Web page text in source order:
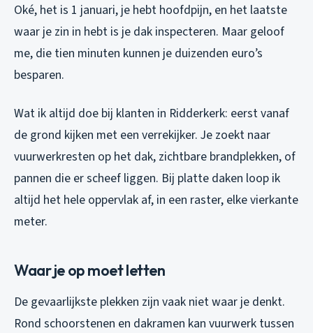
Oké, het is 1 januari, je hebt hoofdpijn, en het laatste
waar je zin in hebt is je dak inspecteren. Maar geloof
me, die tien minuten kunnen je duizenden euro’s
besparen.
Wat ik altijd doe bij klanten in Ridderkerk: eerst vanaf
de grond kijken met een verrekijker. Je zoekt naar
vuurwerkresten op het dak, zichtbare brandplekken, of
pannen die er scheef liggen. Bij platte daken loop ik
altijd het hele oppervlak af, in een raster, elke vierkante
meter.
Waar je op moet letten
De gevaarlijkste plekken zijn vaak niet waar je denkt.
Rond schoorstenen en dakramen kan vuurwerk tussen